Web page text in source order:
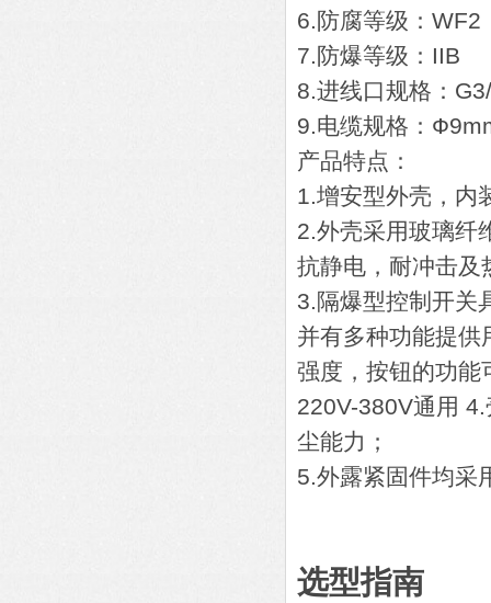
6.防腐等级：WF2
7.防爆等级：IIB
8.进线口规格：
9.电缆规格：
产品特点：
1.增安型外壳，内
2.外壳采用玻璃纤
抗静电，耐冲击
3.隔爆型控制开关
并有多种功能提供
强度，按钮的功能
220V-380V通用
尘能力；
5.外露紧固件均采
选型指南